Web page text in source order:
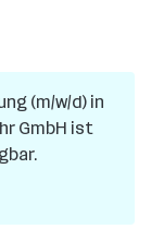
in
Premstätten
(m/w/d) in
GmbH ist